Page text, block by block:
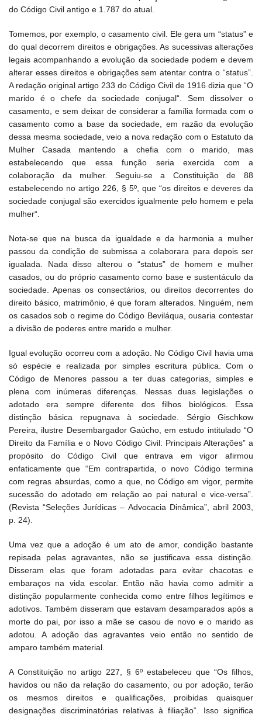
do Código Civil antigo e 1.787 do atual.
Tomemos, por exemplo, o casamento civil. Ele gera um “status” e
do qual decorrem direitos e obrigações. As sucessivas alterações
legais acompanhando a evolução da sociedade podem e devem
alterar esses direitos e obrigações sem atentar contra o “status”.
A redação original artigo 233 do Código Civil de 1916 dizia que “O
marido é o chefe da sociedade conjugal“. Sem dissolver o
casamento, e sem deixar de considerar a família formada com o
casamento como a base da sociedade, em razão da evolução
dessa mesma sociedade, veio a nova redação com o Estatuto da
Mulher Casada mantendo a chefia com o marido, mas
estabelecendo que essa função seria exercida com a
colaboração da mulher. Seguiu-se a Constituição de 88
estabelecendo no artigo 226, § 5º, que “os direitos e deveres da
sociedade conjugal são exercidos igualmente pelo homem e pela
mulher“.
Nota-se que na busca da igualdade e da harmonia a mulher
passou da condição de submissa a colaborara para depois ser
igualada. Nada disso alterou o “status” de homem e mulher
casados, ou do próprio casamento como base e sustentáculo da
sociedade. Apenas os consectários, ou direitos decorrentes do
direito básico, matrimônio, é que foram alterados. Ninguém, nem
os casados sob o regime do Código Beviláqua, ousaria contestar
a divisão de poderes entre marido e mulher.
Igual evolução ocorreu com a adoção. No Código Civil havia uma
só espécie e realizada por simples escritura pública. Com o
Código de Menores passou a ter duas categorias, simples e
plena com inúmeras diferenças. Nessas duas legislações o
adotado era sempre diferente dos filhos biológicos. Essa
distinção básica repugnava à sociedade. Sérgio Gischkow
Pereira, ilustre Desembargador Gaúcho, em estudo intitulado “O
Direito da Família e o Novo Código Civil: Principais Alterações” a
propósito do Código Civil que entrava em vigor afirmou
enfaticamente que “Em contrapartida, o novo Código termina
com regras absurdas, como a que, no Código em vigor, permite
sucessão do adotado em relação ao pai natural e vice-versa”.
(Revista “Seleções Jurídicas – Advocacia Dinâmica”, abril 2003,
p. 24).
Uma vez que a adoção é um ato de amor, condição bastante
repisada pelas agravantes, não se justificava essa distinção.
Disseram elas que foram adotadas para evitar chacotas e
embaraços na vida escolar. Então não havia como admitir a
distinção popularmente conhecida como entre filhos legítimos e
adotivos. Também disseram que estavam desamparados após a
morte do pai, por isso a mãe se casou de novo e o marido as
adotou. A adoção das agravantes veio então no sentido de
amparo também material.
A Constituição no artigo 227, § 6º estabeleceu que “Os filhos,
havidos ou não da relação do casamento, ou por adoção, terão
os mesmos direitos e qualificações, proibidas quaisquer
designações discriminatórias relativas à filiação“. Isso significa